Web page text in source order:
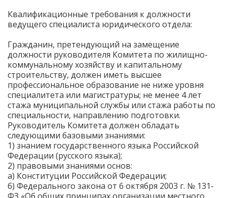
Квалификационные требования к должности
ведущего специалиста юридического отдела:
Гражданин, претендующий на замещение
должности руководителя Комитета по жилищно-
коммунальному хозяйству и капитальному
строительству, должен иметь высшее
профессиональное образование не ниже уровня
специалитета или магистратуры; не менее 4 лет
стажа муниципальной службы или стажа работы по
специальности, направлению подготовки.
Руководитель Комитета должен обладать
следующими базовыми знаниями:
1) знанием государственного языка Российской
Федерации (русского языка);
2) правовыми знаниями основ:
а) Конституции Российской Федерации;
б) Федерального закона от 6 октября 2003 г. № 131-